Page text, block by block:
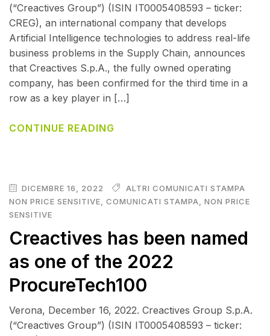
(“Creactives Group”) (ISIN IT0005408593 – ticker:
CREG), an international company that develops
Artificial Intelligence technologies to address real-life
business problems in the Supply Chain, announces
that Creactives S.p.A., the fully owned operating
company, has been confirmed for the third time in a
row as a key player in […]
CONTINUE READING
DICEMBRE 16, 2022
ALTRI COMUNICATI STAMPA
NON PRICE SENSITIVE, COMUNICATI STAMPA, NON PRICE
SENSITIVE
Creactives has been named
as one of the 2022
ProcureTech100
Verona, December 16, 2022. Creactives Group S.p.A.
(“Creactives Group”) (ISIN IT0005408593 – ticker: